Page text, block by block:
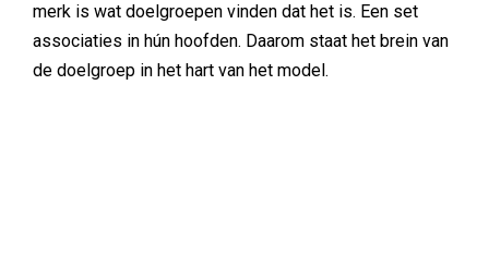
merk is wat doelgroepen vinden dat het is. Een set
associaties in hún hoofden. Daarom staat het brein van
de doelgroep in het hart van het model.